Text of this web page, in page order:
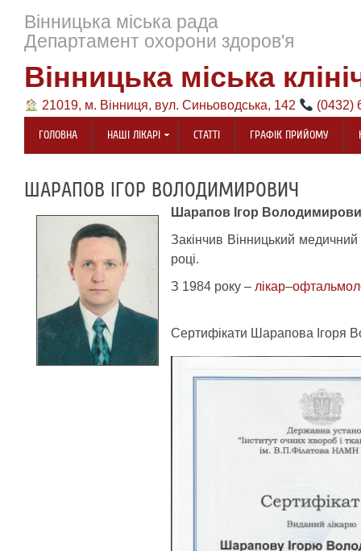
Вінницька міська рада
Департамент охорони здоров'я
Вінницька міська
21019, м. Вінниця, вул. Синьоводська, 142 (0432)
ГОЛОВНА НАШІ ЛІКАРІ СТАТТІ ГРАФІК ПРИЙОМУ
ШАРАПОВ ІГОР ВОЛОДИМИРОВИЧ
Шарапов Ігор
Закінчив Вінницький
році.
З 1984 року – лікар–
Сертифікати Шарапова Ігоря